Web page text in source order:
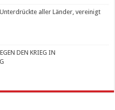
aller Länder, vereinigt
DEN KRIEG IN